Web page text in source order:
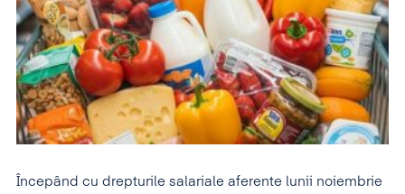
Începând cu drepturile salariale aferente lunii noiembrie